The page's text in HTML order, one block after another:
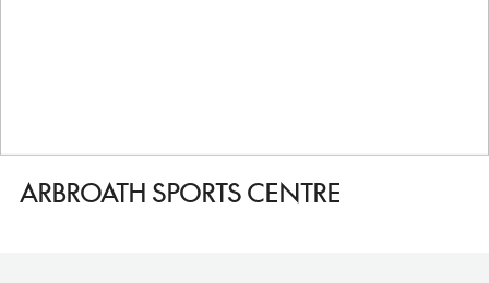
ARBROATH SPORTS CENTRE